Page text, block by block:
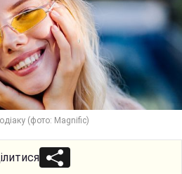
(фото: Magnific)